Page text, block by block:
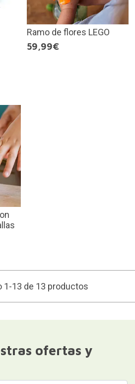
Ramo de flores LEGO
59,99€
1-13 de 13 productos
ofertas y